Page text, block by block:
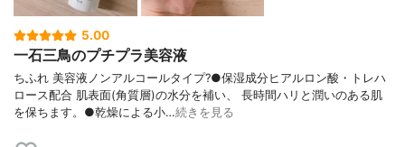
5.00
一石三鳥のプチプラ美容液
ちふれ 美容液ノンアルコールタイプ?●保湿成分ヒアルロン酸・トレハ
ロース配合 肌表面(角質層)の水分を補い、 長時間ハリと潤いのある肌
を保ちます。●乾燥による小…続きを見る